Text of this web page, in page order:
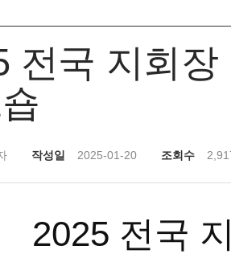
전국 지회
작성일 2025-01-20 조회수
2025 전국